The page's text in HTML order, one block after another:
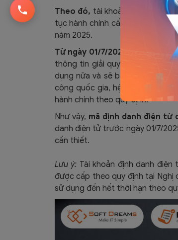
Theo đó, tài khoản được tạo
tục hành chính cấp bộ, cấp tỉnh
năm 2025.
Từ ngày 01/7/2025,
tài khoản
thông tin giải quyết thủ tục
dụng nữa và sẽ bắt đầu sử
công quốc gia, hệ thống thông
hành chính theo quy định.
Như vậy, mã định danh điện từ
danh điện tử trước ngày 01/7/
cần thiết.
Lưu ý: Tài khoản định danh
được cấp theo quy định tại Nghị
sử dụng đến hết thời hạn theo